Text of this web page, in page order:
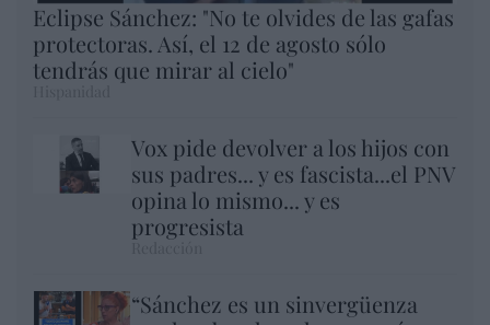
Eclipse Sánchez: "No te olvides de las gafas
protectoras. Así, el 12 de agosto sólo
tendrás que mirar al cielo"
Vox pide devolver a los hijos con
sus padres... y es fascista...el PNV
opina lo mismo... y es
progresista
“Sánchez es un sinvergüenza